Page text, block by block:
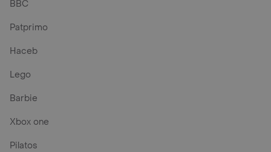
BBC
Patprimo
Haceb
Lego
Barbie
Xbox one
Pilatos